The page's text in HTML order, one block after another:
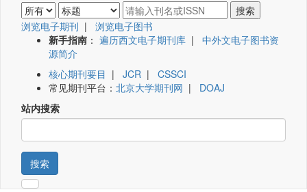
浏览电子期刊 | 浏览电子图书
新手指南 ： 遍历西文电子期刊库 | 中外文电子图书资
源简介
核心期刊要目 | JCR | CSSCI
常见期刊平台： 北京大学期刊网 | DOAJ
站内搜索
搜索